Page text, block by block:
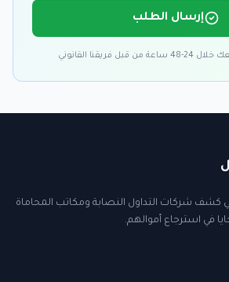
إرسال الطلب
فريقنا القانوني
شركات التداول النصابة ومكاتب المحاماة
في استرجاع أموالهم.